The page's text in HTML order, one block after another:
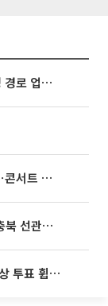
태풍 '돌핀' 오키나와 접근…일본기상청 경로 업데이트
빅뱅, 20주년 기념 '새 뱅봉' 선보인다⋯콘서트 앞두고 팝업 개최
압수수색
‘나솔사계’ 국화, 결별 후 재등장⋯첫인상 투표 휩쓸고 ‘인기녀’ 등극